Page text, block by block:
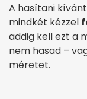
A hasítani
mindkét kézzel
addig kell ezt a
nem hasad –
méretet.